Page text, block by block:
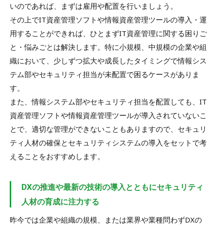
いのであれば、まずは雇用や配置を行いましょう。
その上でIT資産管理ソフトや情報資産管理ツールの導入・運
用することができれば、ひとまずIT資産管理に関する困りご
と・悩みごとは解決します。特に小規模、中規模の企業や組
織において、少しずつ拡大や成長したタイミングで情報シス
テム部やセキュリティ担当が未配置で困るケースがありま
す。
また、情報システム部やセキュリティ担当を配置しても、IT
資産管理ソフトや情報資産管理ツールが導入されていないこ
とで、適切な管理ができないこともありますので、セキュリ
ティ人材の確保とセキュリティシステムの導入をセットで考
えることをおすすめします。
DXの推進や最新の技術の導入とともにセキュリティ
人材の育成に注力する
昨今では企業や組織の規模、または業界や業種問わずDXの